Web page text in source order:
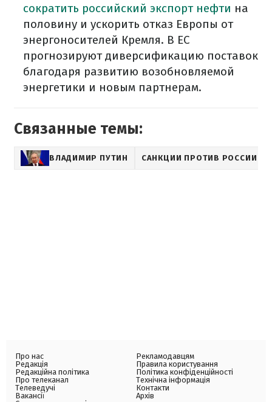
сократить российский экспорт нефти на
половину и ускорить отказ Европы от
энергоносителей Кремля. В ЕС
прогнозируют диверсификацию поставок
благодаря развитию возобновляемой
энергетики и новым партнерам.
Связанные темы:
ВЛАДИМИР ПУТИН САНКЦИИ ПРОТИВ РОССИИ
Про нас
Редакція
Редакційна політика
Про телеканал
Телеведучі
Вакансії
Рекламодавцям
Правила користування
Політика конфіденційності
Технічна інформація
Контакти
Архів